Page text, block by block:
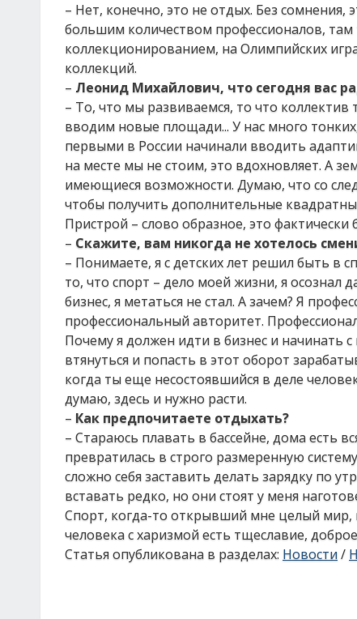
– Нет, конечно, это не отдых. Без
большим количеством профессионалов,
коллекционированием, на Олимпийских
коллекций.
– Леонид Михайлович, что сегодня вас
– То, что мы развиваемся, то что
вводим новые площади... У нас много
первыми в России начинали вводить
на месте мы не стоим, это вдохновляет. А
имеющиеся возможности. Думаю, что со
чтобы получить дополнительные
Пристрой – слово образное, это
– Скажите, вам никогда не хотелось
– Понимаете, я с детских лет решил быть в
то, что спорт – дело моей жизни, я осознал
бизнес, я метаться не стал. А зачем? Я
профессиональный авторитет.
Почему я должен идти в бизнес и начинать
втянуться и попасть в этот оборот
когда ты еще несостоявшийся в деле
думаю, здесь и нужно расти.
– Как предпочитаете отдыхать?
– Стараюсь плавать в бассейне, дома есть
превратилась в строго размеренную
сложно себя заставить делать зарядку по
вставать редко, но они стоят у меня
Спорт, когда-то открывший мне целый мир,
человека с харизмой есть тщеславие,
Статья опубликована в разделах: Новости/